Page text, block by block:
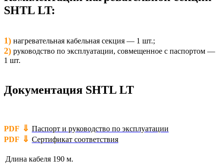
SHTL LT:
1) нагревательная кабельная секция — 1 шт.;
2) руководство по эксплуатации, совмещенное с паспортом —
1 шт.
Документация SHTL LT
PDF ⇓ Паспорт и руководство по эксплуатации
PDF ⇓ Сертификат соответствия
Длина кабеля 190 м.